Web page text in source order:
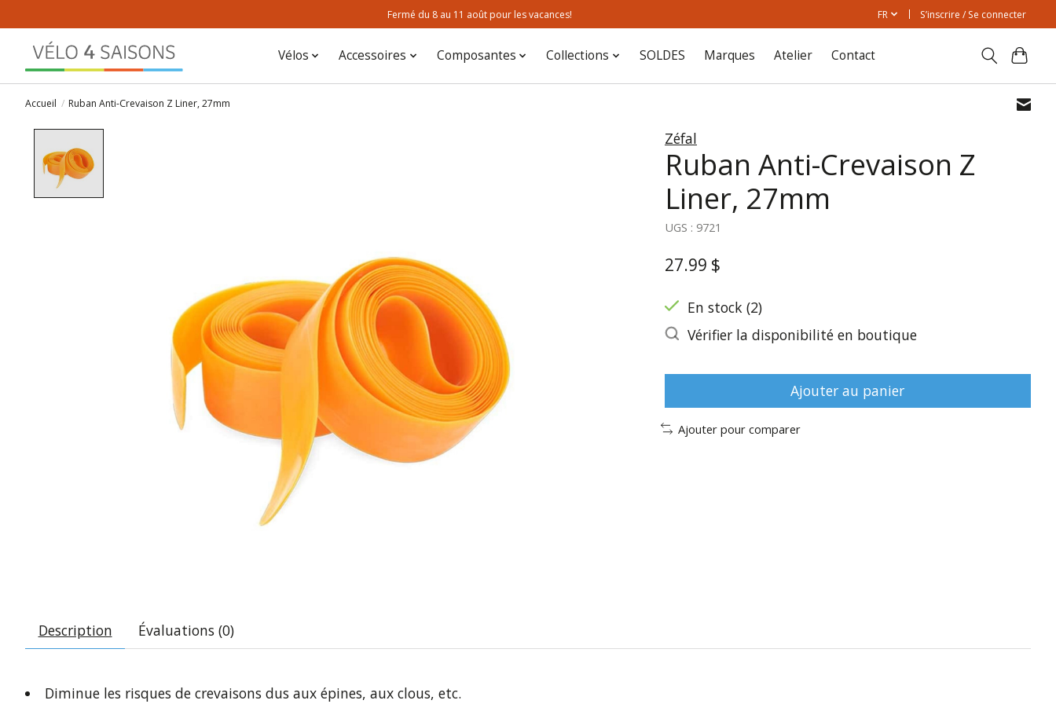
Fermé du 8 au 11 août pour les vacances! FR S’inscrire / Se connecter
Vélos Accessoires Composantes Collections SOLDES Marques Atelier Contact
Accueil / Ruban Anti-Crevaison Z Liner, 27mm
Zéfal
Ruban Anti-Crevaison Z
Liner, 27mm
UGS : 9721
27.99 $
En stock (2)
Vérifier la disponibilité en boutique
Ajouter au panier
Ajouter pour comparer
Description Évaluations (0)
Diminue les risques de crevaisons dus aux épines, aux clous, etc.